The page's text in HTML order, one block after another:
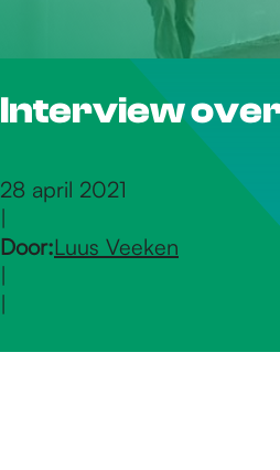
Interview
28 april 2021
|
Door:Luus Veeken
|
|